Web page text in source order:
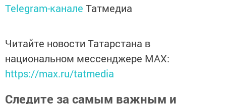
Telegram-канале Татмедиа
Читайте новости Татарстана в
национальном мессенджере MАХ:
https://max.ru/tatmedia
Следите за самым важным и